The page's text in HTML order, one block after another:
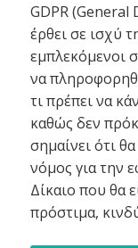
GDPR
έρθει σε ισχύ
εμπλεκόμενοι
να
τι πρέπει να
καθώς δεν
σημαίνει ότι
νόμος για την
Δίκαιο που θα
πρόστιμα,